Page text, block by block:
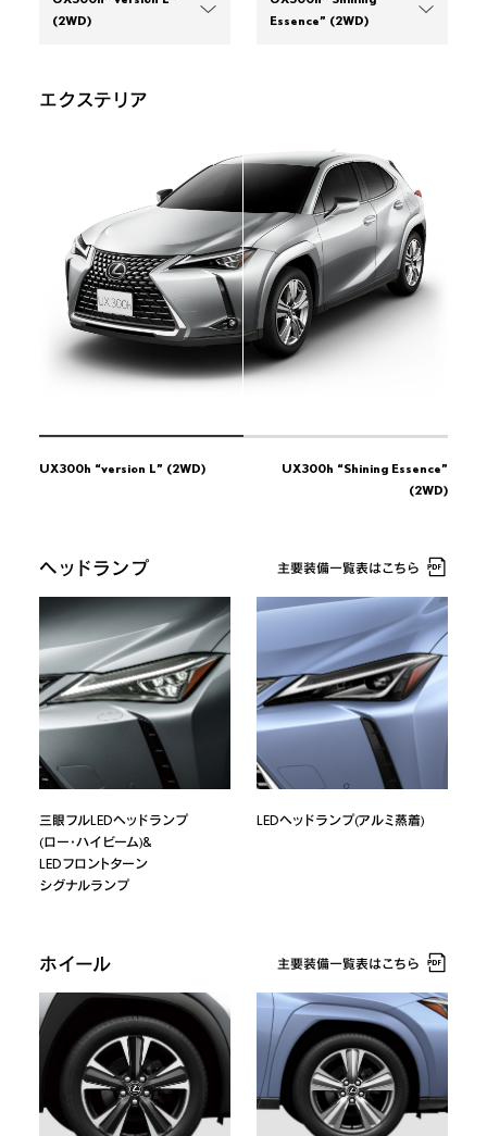
(2WD)
Essence”(2WD)
UX300h “version L”
(2WD)
UX300h “version L”
(AWD)
UX300h “F SPORT”
(2WD)
Essence” (2WD)
UX300h “Shining
Essence” (AWD)
UX300h “version L”
(2WD)
UX300h “version L”
(AWD)
UX300h “F SPORT”
(2WD)
エクステリア
UX300h “version L” (2WD)
UX300h “Shining Essence”
(2WD)
ヘッドランプ 主要装備一覧表はこちら
三眼フルLEDヘッドランプ
(ロー・ハイビーム)&
LEDフロントターン
シグナルランプ
LEDヘッドランプ(アルミ蒸着)
ホイール 主要装備一覧表はこちら